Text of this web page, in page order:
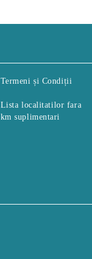
Termeni și Condiții
Lista localitatilor fara
km suplimentari